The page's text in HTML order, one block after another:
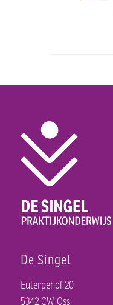
De Singel
Euterpehof 20
5342 CW Oss